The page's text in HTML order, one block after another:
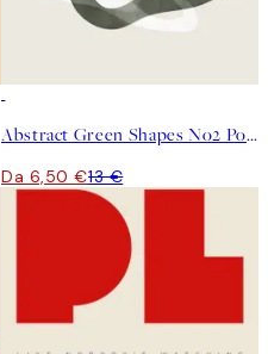
Abstract Green Shapes No2 Poster
Da 6,50 €13 €